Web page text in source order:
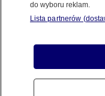
Izrael
Naloty były
Izrael. W
mieszkańców Tel
do wyboru reklam.
Lista partnerów